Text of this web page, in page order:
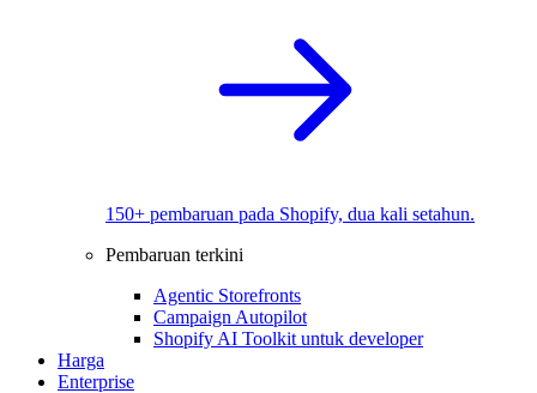
150+ pembaruan pada Shopify, dua kali setahun.
Pembaruan terkini
Agentic Storefronts
Campaign Autopilot
Shopify AI Toolkit untuk developer
Harga
Enterprise